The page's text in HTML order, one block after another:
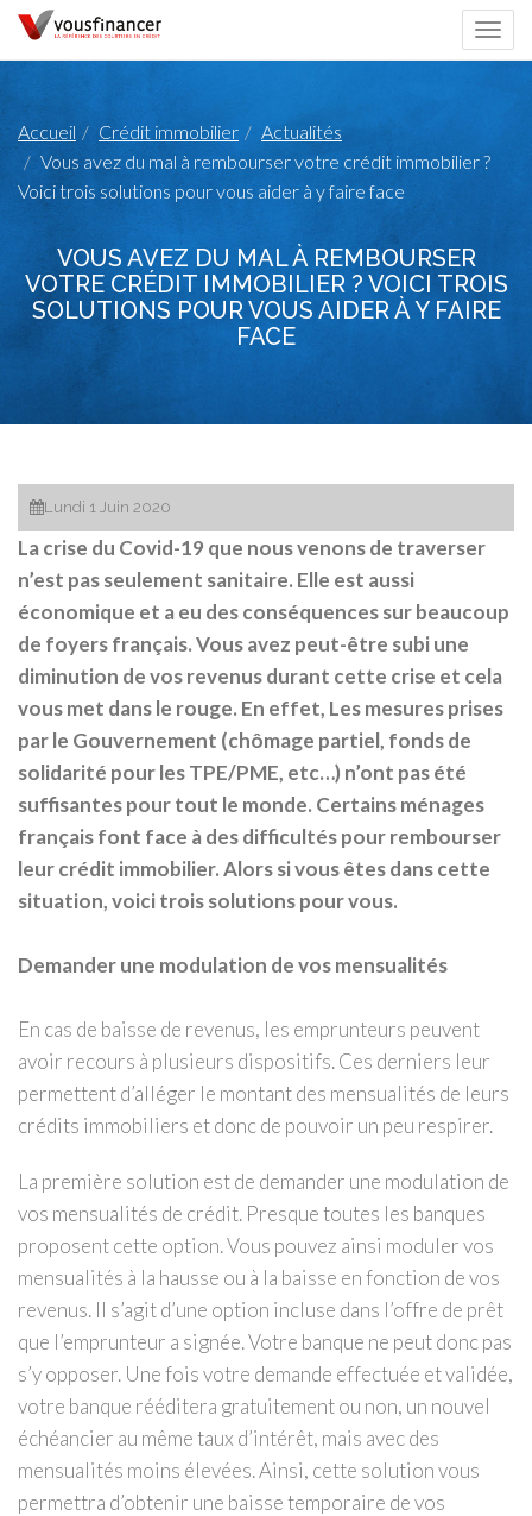
Accueil Crédit immobilier
Actualités
Vous avez du mal à rembourser votre crédit immobilier ?
Voici trois solutions pour vous aider à y faire face
VOUS AVEZ DU MAL À REMBOURSER
VOTRE CRÉDIT IMMOBILIER ? VOICI TROIS
SOLUTIONS POUR VOUS AIDER À Y FAIRE
FACE
Lundi 1 Juin 2020
La crise du Covid-19 que nous venons de traverser
n’est pas seulement sanitaire. Elle est aussi
économique et a eu des conséquences sur beaucoup
de foyers français. Vous avez peut-être subi une
diminution de vos revenus durant cette crise et cela
vous met dans le rouge. En effet, Les mesures prises
par le Gouvernement (chômage partiel, fonds de
solidarité pour les TPE/PME, etc…) n’ont pas été
suffisantes pour tout le monde. Certains ménages
français font face à des difficultés pour rembourser
leur crédit immobilier. Alors si vous êtes dans cette
situation, voici trois solutions pour vous.
Demander une modulation de vos mensualités
En cas de baisse de revenus, les emprunteurs peuvent
avoir recours à plusieurs dispositifs. Ces derniers leur
permettent d’alléger le montant des mensualités de leurs
crédits immobiliers et donc de pouvoir un peu respirer.
La première solution est de demander une modulation de
vos mensualités de crédit. Presque toutes les banques
proposent cette option. Vous pouvez ainsi moduler vos
mensualités à la hausse ou à la baisse en fonction de vos
revenus. Il s’agit d’une option incluse dans l’offre de prêt
que l’emprunteur a signée. Votre banque ne peut donc pas
s’y opposer. Une fois votre demande effectuée et validée,
votre banque rééditera gratuitement ou non, un nouvel
échéancier au même taux d’intérêt, mais avec des
mensualités moins élevées. Ainsi, cette solution vous
permettra d’obtenir une baisse temporaire de vos